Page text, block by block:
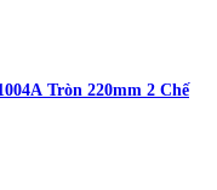
Tròn 220mm 2 Chế